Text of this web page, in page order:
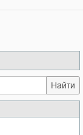
Найти